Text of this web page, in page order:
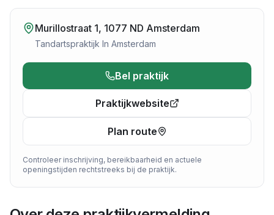
Murillostraat 1, 1077 ND Amsterdam
Tandartspraktijk In Amsterdam
Bel praktijk
Praktijkwebsite
Plan route
Controleer inschrijving, bereikbaarheid en actuele
openingstijden rechtstreeks bij de praktijk.